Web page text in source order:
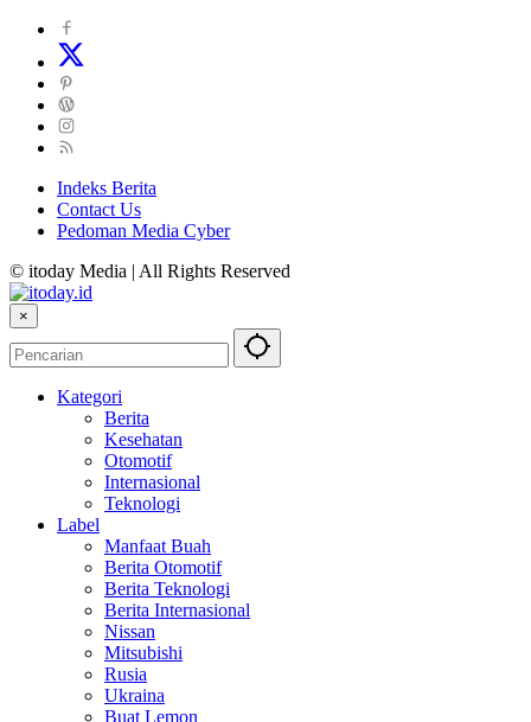
Indeks Berita
Contact Us
Pedoman Media Cyber
© itoday Media | All Rights Reserved
×
Kategori
Berita
Kesehatan
Otomotif
Internasional
Teknologi
Label
Manfaat Buah
Berita Otomotif
Berita Teknologi
Berita Internasional
Nissan
Mitsubishi
Rusia
Ukraina
Buat Lemon